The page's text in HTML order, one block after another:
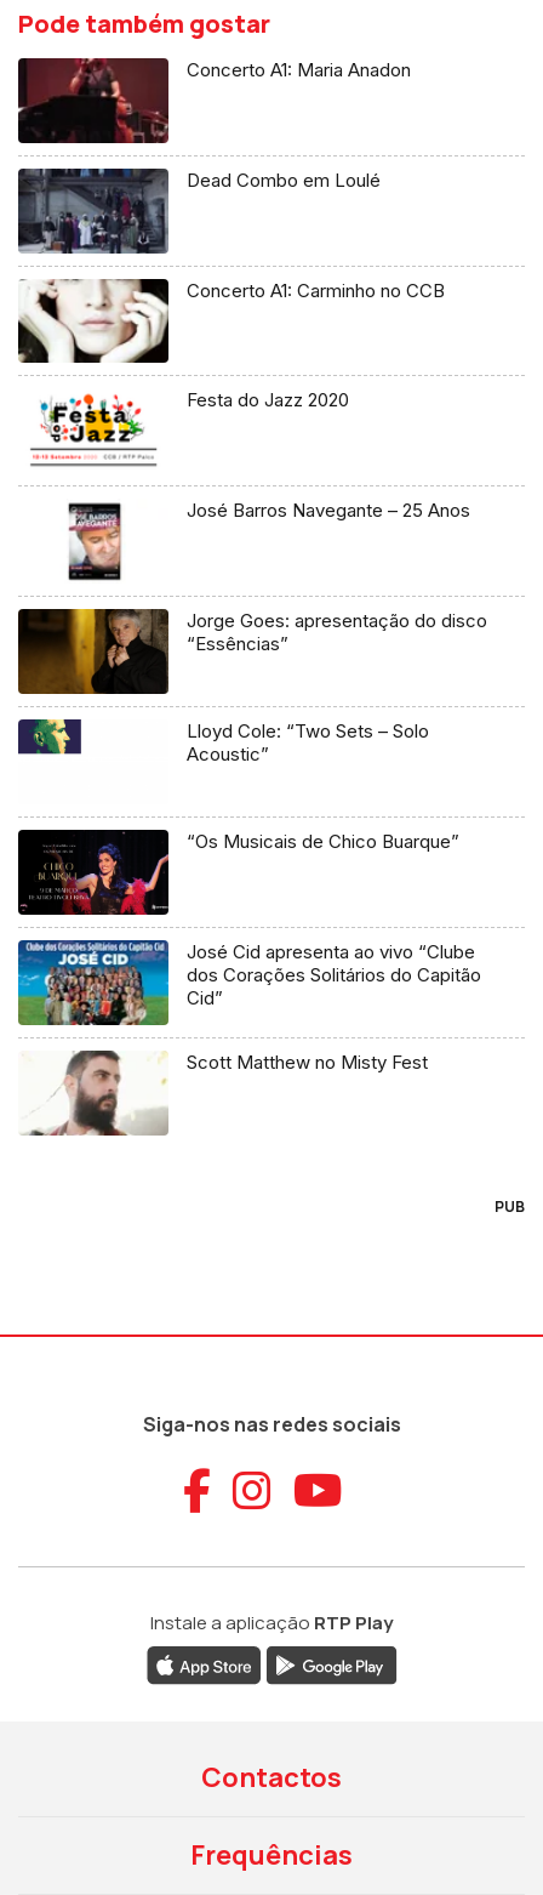
Pode também gostar
Concerto A1: Maria Anadon
Dead Combo em Loulé
Concerto A1: Carminho no CCB
Festa do Jazz 2020
José Barros Navegante – 25 Anos
Jorge Goes: apresentação do disco
“Essências”
Lloyd Cole: “Two Sets – Solo
Acoustic”
“Os Musicais de Chico Buarque”
José Cid apresenta ao vivo “Clube
dos Corações Solitários do Capitão
Cid”
Scott Matthew no Misty Fest
PUB
Siga-nos nas redes sociais
Aceder ao
Aceder ao
Aceder
Instale a aplicação RTP Play
Contactos
Frequências